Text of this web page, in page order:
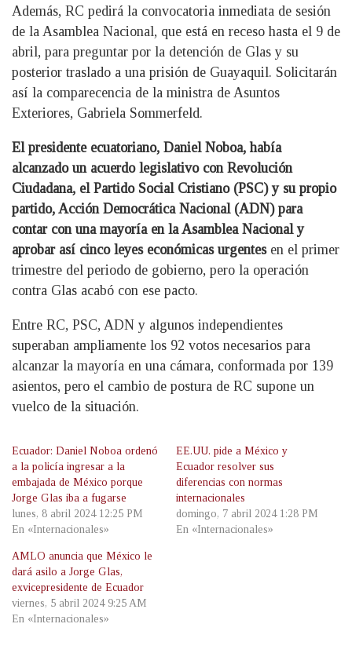
Además, RC pedirá la convocatoria inmediata de sesión
de la Asamblea Nacional, que está en receso hasta el 9 de
abril, para preguntar por la detención de Glas y su
posterior traslado a una prisión de Guayaquil. Solicitarán
así la comparecencia de la ministra de Asuntos
Exteriores, Gabriela Sommerfeld.
El presidente ecuatoriano, Daniel Noboa, había
alcanzado un acuerdo legislativo con Revolución
Ciudadana, el Partido Social Cristiano (PSC) y su propio
partido, Acción Democrática Nacional (ADN) para
contar con una mayoría en la Asamblea Nacional y
aprobar así cinco leyes económicas urgentes en el primer
trimestre del periodo de gobierno, pero la operación
contra Glas acabó con ese pacto.
Entre RC, PSC, ADN y algunos independientes
superaban ampliamente los 92 votos necesarios para
alcanzar la mayoría en una cámara, conformada por 139
asientos, pero el cambio de postura de RC supone un
vuelco de la situación.
Ecuador: Daniel Noboa ordenó
a la policía ingresar a la
embajada de México porque
Jorge Glas iba a fugarse
lunes, 8 abril 2024 12:25 PM
En «Internacionales»
EE.UU. pide a México y
Ecuador resolver sus
diferencias con normas
internacionales
domingo, 7 abril 2024 1:28 PM
En «Internacionales»
AMLO anuncia que México le
dará asilo a Jorge Glas,
exvicepresidente de Ecuador
viernes, 5 abril 2024 9:25 AM
En «Internacionales»